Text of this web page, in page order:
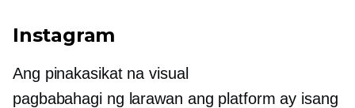
Instagram
Ang pinakasikat na visual
pagbabahagi ng larawan ang platform ay isang